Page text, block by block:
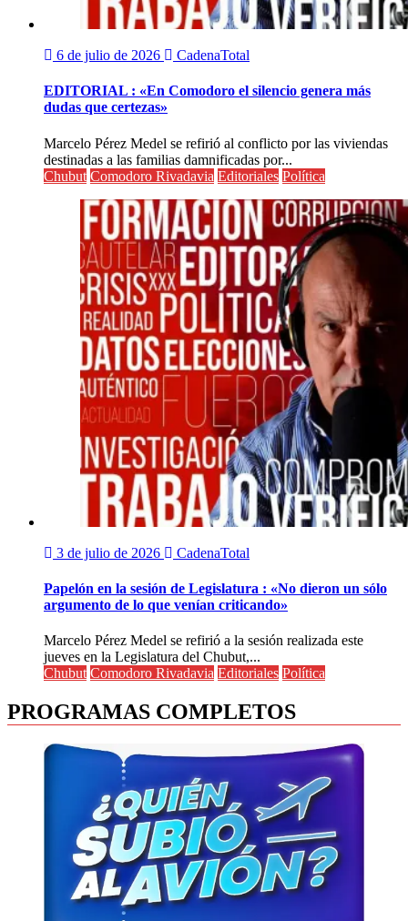
6 de julio de 2026 CadenaTotal
EDITORIAL : «En Comodoro el silencio genera más
dudas que certezas»
Marcelo Pérez Medel se refirió al conflicto por las viviendas
destinadas a las familias damnificadas por...
Chubut Comodoro Rivadavia Editoriales Política
3 de julio de 2026 CadenaTotal
Papelón en la sesión de Legislatura : «No dieron un sólo
argumento de lo que venían criticando»
Marcelo Pérez Medel se refirió a la sesión realizada este
jueves en la Legislatura del Chubut,...
Chubut Comodoro Rivadavia Editoriales Política
PROGRAMAS COMPLETOS